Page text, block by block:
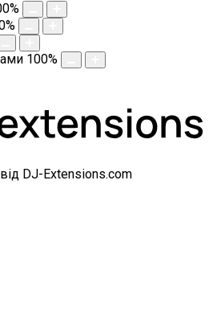
%
%
100%
від DJ-Extensions.com